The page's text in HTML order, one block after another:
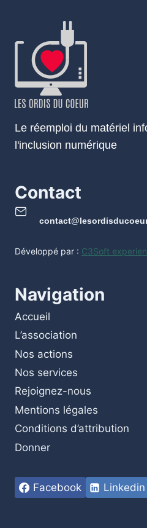
Le réemploi du matériel
l'inclusion numérique
Contact
Développé par : C3Soft
Navigation
Accueil
L’association
Nos actions
Nos services
Rejoignez-nous
Mentions légales
Conditions d’attribution
Donner
Facebook Linkedin